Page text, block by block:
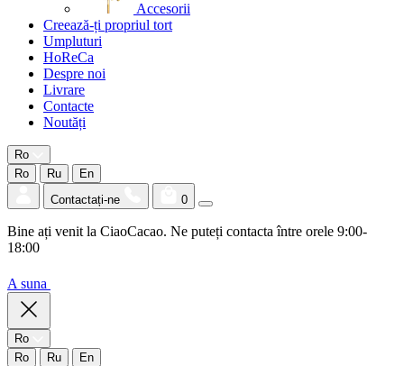
Accesorii
Creează-ți propriul tort
Umpluturi
HoReCa
Despre noi
Livrare
Contacte
Noutăți
Ro
Ro
Ru
En
Contactați-ne
0
Bine ați venit la CiaoCacao. Ne puteți contacta între orele 9:00-
18:00
A suna
Ro
Ro
Ru En